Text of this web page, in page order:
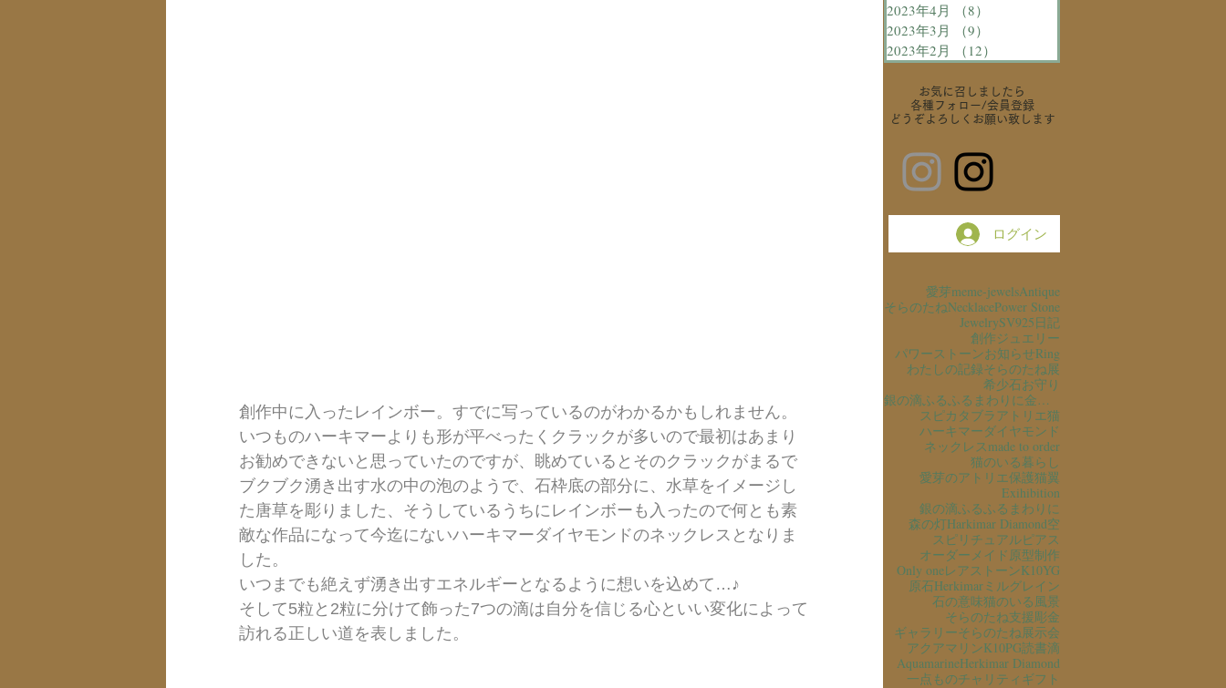
創作中に入ったレインボー。すでに写っているのがわかるかもしれません。
いつものハーキマーよりも形が平べったくクラックが多いので最初はあまり
お勧めできないと思っていたのですが、眺めているとそのクラックがまるで
ブクブク湧き出す水の中の泡のようで、石枠底の部分に、水草をイメージし
た唐草を彫りました、そうしているうちにレインボーも入ったので何とも素
敵な作品になって今迄にないハーキマーダイヤモンドのネックレスとなりま
した。
いつまでも絶えず湧き出すエネルギーとなるように想いを込めて…♪
そして5粒と2粒に分けて飾った7つの滴は自分を信じる心といい変化によって
訪れる正しい道を表しました。
2023年4月
（8）
2023年3月
（9）
2023年2月
（12）
お気に召しましたら
各種フォロー/会員登録
どうぞよろしくお願い致します
ログイン
愛芽meme-jewelsAntique
そらのたねNecklacePower Stone
JewelrySV925日記
創作ジュエリー
パワーストーンお知らせRing
わたしの記録そらのたね展
希少石お守り
銀の滴ふるふるまわりに金の滴ふるふるまわりに
スピカタブラ アトリエ猫
ハーキマーダイヤモンド
ネックレスmade to order
猫のいる暮らし
愛芽のアトリエ保護猫翼
Exihibition
銀の滴ふるふるまわりに
森の灯Harkimar Diamond空
スピリチュアルピアス
オーダーメイド原型制作
Only oneレアストーンK10YG
原石Herkimarミルグレイン
石の意味猫のいる風景
そらのたね支援彫金
ギャラリーそらのたね展示会
アクアマリンK10PG読書滴
AquamarineHerkimar Diamond
一点ものチャリティ ギフト